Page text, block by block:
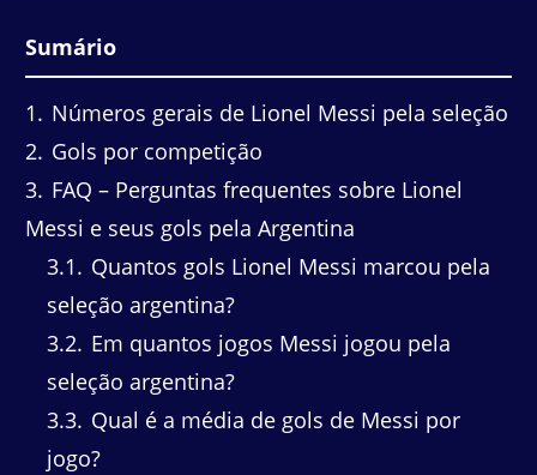
Sumário
1
Números gerais de Lionel Messi pela seleção
2 Gols por competição
3 FAQ – Perguntas frequentes sobre Lionel
Messi e seus gols pela Argentina
3.1
Quantos gols Lionel Messi marcou pela
seleção argentina?
3.2 Em quantos jogos Messi jogou pela
seleção argentina?
3.3 Qual é a média de gols de Messi por
jogo?